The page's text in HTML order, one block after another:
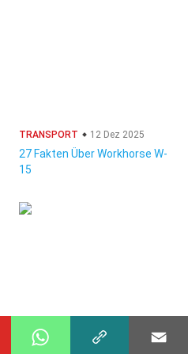
TRANSPORT 12 Dez 2025
27 Fakten Über Workhorse W-
15